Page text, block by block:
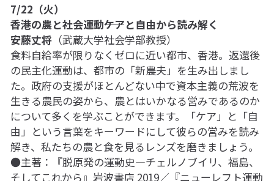
7/22（火）
香港の農と社会運動――ケアと自由から読み解く
安藤丈将（武蔵大学社会学部教授）
食料自給率が限りなくゼロに近い都市、香港。返還後
の民主化運動は、都市の「新農夫」を生み出しまし
た。政府の支援がほとんどない中で資本主義の荒波を
生きる農民の姿から、農とはいかなる営みであるのか
について多くを学ぶことができます。「ケア」と「自
由」という言葉をキーワードにして彼らの営みを読み
解き、私たちの農と食を見るレンズを磨きましょう。
●主著：『脱原発の運動史―チェルノブイリ、福島、
そしてこれから』岩波書店 2019／『ニューレフト運動